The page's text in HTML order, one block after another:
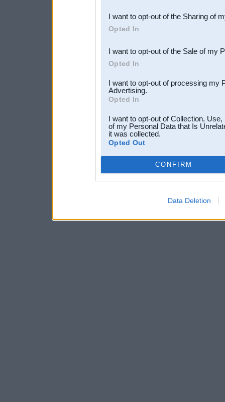
Downstream Participants
third parties.
I want to opt-out of the Sharing of
Opted In
I want to opt-out of the Sale of my
Opted In
I want to opt-out of processing my
Advertising.
Opted In
I want to opt-out of Collection,
of my Personal Data that Is
it was collected.
Opted Out
CONFIRM
Data Deletion